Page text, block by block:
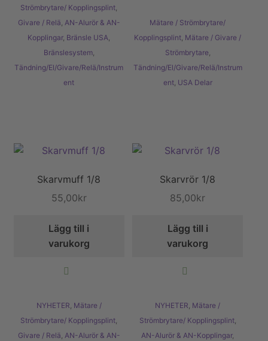
Strömbrytare/ Kopplingsplint
Givare / Relä AN-Alurör & AN-
Kopplingar, Bränsle USA
Bränslesystem,
Tändning/El/Givare/Relä/Instrum
ent
Mätare / Strömbrytare/
Kopplingsplint Mätare / Givare /
Strömbrytare
Tändning/El/Givare/Relä/Instrum
ent, USA Delar
Skarvmuff 1/8
55,00kr
Lägg till i
varukorg
NYHETER Mätare /
Strömbrytare/ Kopplingsplint
Givare / Relä AN-Alurör & AN-
Skarvrör 1/8
85,00kr
Lägg till i
varukorg
NYHETER Mätare /
Strömbrytare/ Kopplingsplint,
AN-Alurör & AN-Kopplingar,